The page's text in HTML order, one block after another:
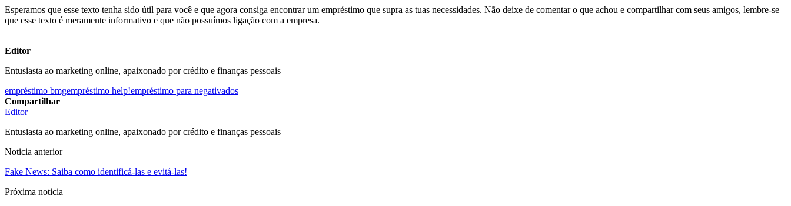
Esperamos que esse texto tenha sido útil para você e que agora consiga encontrar um empréstimo que supra as tuas necessidades. Não deixe de comentar o que achou e compartilhar com seus amigos, lembre-se
que esse texto é meramente informativo e que não possuímos ligação com a empresa.
Editor
Entusiasta ao marketing online, apaixonado por crédito e finanças pessoais
empréstimo bmgempréstimo help!empréstimo para negativados
Compartilhar
Editor
Entusiasta ao marketing online, apaixonado por crédito e finanças pessoais
Noticia anterior
Fake News: Saiba como identificá-las e evitá-las!
Próxima noticia